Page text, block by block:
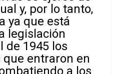
y, por lo tanto,
ya que está
legislación
de 1945 los
entraron en
a los